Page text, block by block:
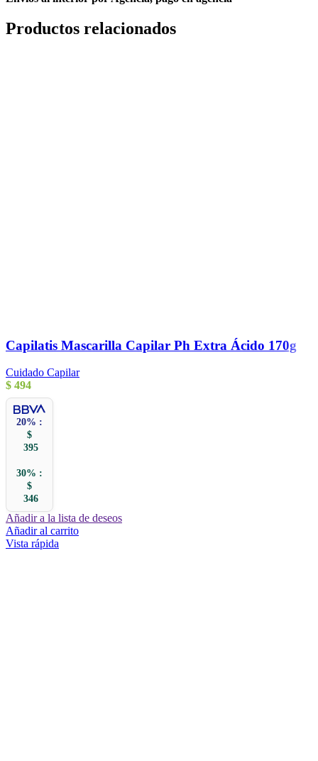
Productos relacionados
Capilatis Mascarilla Capilar Ph Extra Ácido 170g
Cuidado Capilar
$ 494
20% :
$
395
30% :
$
346
Añadir a la lista de deseos
Añadir al carrito
Vista rápida